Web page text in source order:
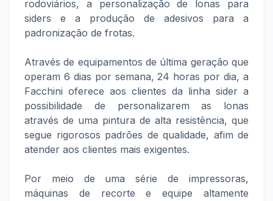
rodoviários, a personalização de lonas para
siders e a produção de adesivos para a
padronização de frotas.
Através de equipamentos de última geração que
operam 6 dias por semana, 24 horas por dia, a
Facchini oferece aos clientes da linha sider a
possibilidade de personalizarem as lonas
através de uma pintura de alta resistência, que
segue rigorosos padrões de qualidade, afim de
atender aos clientes mais exigentes.
Por meio de uma série de impressoras,
máquinas de recorte e equipe altamente